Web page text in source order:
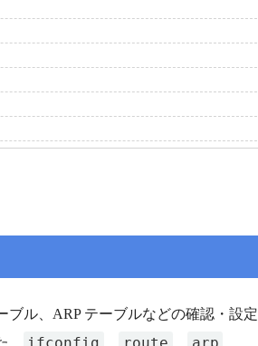
ル、ARP テーブルなどの確認・設定